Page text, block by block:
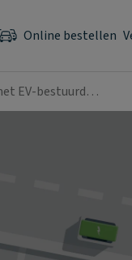
Online bestellen
EV-bestuurd…